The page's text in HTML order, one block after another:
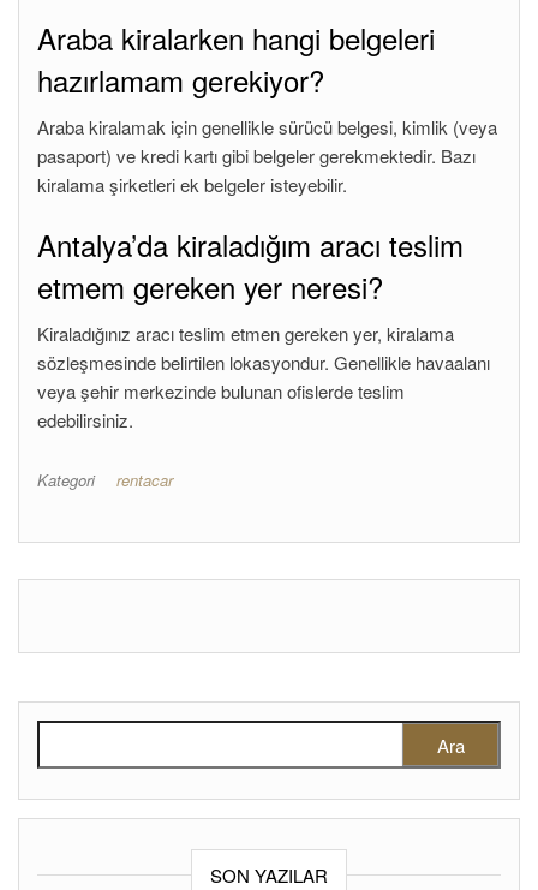
Araba kiralarken hangi belgeleri
hazırlamam gerekiyor?
Araba kiralamak için genellikle sürücü belgesi, kimlik (veya
pasaport) ve kredi kartı gibi belgeler gerekmektedir. Bazı
kiralama şirketleri ek belgeler isteyebilir.
Antalya’da kiraladığım aracı teslim
etmem gereken yer neresi?
Kiraladığınız aracı teslim etmen gereken yer, kiralama
sözleşmesinde belirtilen lokasyondur. Genellikle havaalanı
veya şehir merkezinde bulunan ofislerde teslim
edebilirsiniz.
Kategori rentacar
SON YAZILAR